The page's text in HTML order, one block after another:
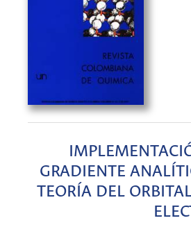
GRADIENTE
TEORÍA DEL